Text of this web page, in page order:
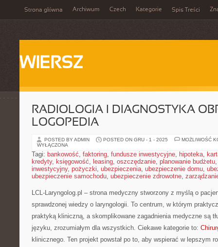
Strona główna Archiwum Czech Kategorie Spis Treści
WIERSZ
RADIOLOGIA I DIAGNOSTYKA
LOGOPEDIA
POSTED BY ADMIN POSTED ON GRU - 1 - 2025
MOŻLIWOŚĆ
WYŁĄCZONA
Tagi: bankowość, faktoring, fundusze inwestycyjne, hipoteka,
kredyty, księgowość, leasing, oszczędzanie, planowanie budżetu
inwestycyjny, pożyczki, ubezpieczenia, ubezpieczenie domu,
ubezpieczenie samochodu, ubezpieczenie zdrowotne,
LCL-Laryngolog.pl – strona medyczny stworzony z myślą o
sprawdzonej wiedzy o laryngologii. To centrum, w którym
praktyką kliniczną, a skomplikowane zagadnienia medyczne są
języku, zrozumiałym dla wszystkich. Ciekawe kategorie to:
klinicznego. Ten projekt powstał po to, aby wspierać w lepszym